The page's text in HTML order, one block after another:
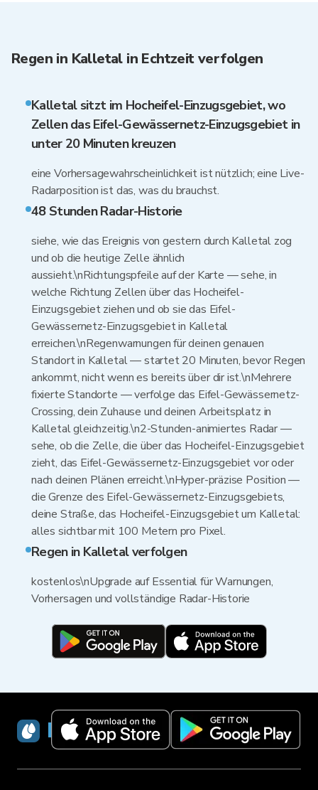
Regen in Kalletal in Echtzeit verfolgen
Kalletal sitzt im Hocheifel-Einzugsgebiet, wo
Zellen das Eifel-Gewässernetz-Einzugsgebiet in
unter 20 Minuten kreuzen
eine Vorhersagewahrscheinlichkeit ist nützlich; eine Live-
Radarposition ist das, was du brauchst.
48 Stunden Radar-Historie
siehe, wie das Ereignis von gestern durch Kalletal zog
und ob die heutige Zelle ähnlich
aussieht.\nRichtungspfeile auf der Karte — sehe, in
welche Richtung Zellen über das Hocheifel-
Einzugsgebiet ziehen und ob sie das Eifel-
Gewässernetz-Einzugsgebiet in Kalletal
erreichen.\nRegenwarnungen für deinen genauen
Standort in Kalletal — startet 20 Minuten, bevor Regen
ankommt, nicht wenn es bereits über dir ist.\nMehrere
fixierte Standorte — verfolge das Eifel-Gewässernetz-
Crossing, dein Zuhause und deinen Arbeitsplatz in
Kalletal gleichzeitig.\n2-Stunden-animiertes Radar —
sehe, ob die Zelle, die über das Hocheifel-Einzugsgebiet
zieht, das Eifel-Gewässernetz-Einzugsgebiet vor oder
nach deinen Plänen erreicht.\nHyper-präzise Position —
die Grenze des Eifel-Gewässernetz-Einzugsgebiets,
deine Straße, das Hocheifel-Einzugsgebiet um Kalletal:
alles sichtbar mit 100 Metern pro Pixel.
Regen in Kalletal verfolgen
kostenlos\nUpgrade auf Essential für Warnungen,
Vorhersagen und vollständige Radar-Historie
RainViewer